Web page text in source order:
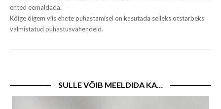
ehted eemaldada.
Kõige õigem viis ehete puhastamisel on kasutada selleks otstarbeks
valmistatud puhastusvahendeid.
SULLE VÕIB MEELDIDA KA…